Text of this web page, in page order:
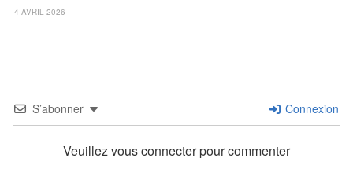
4 AVRIL 2026
S’abonner Connexion
Veuillez vous connecter pour commenter